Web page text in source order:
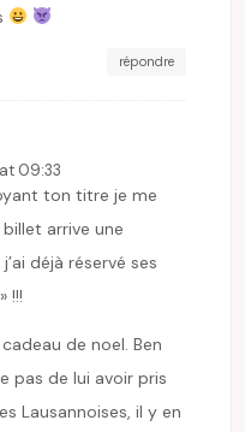
répondre
09:33
ton titre je me
arrive une
déjà réservé ses
!!!
de noel. Ben
pas de lui avoir pris
Lausannoises, il y en